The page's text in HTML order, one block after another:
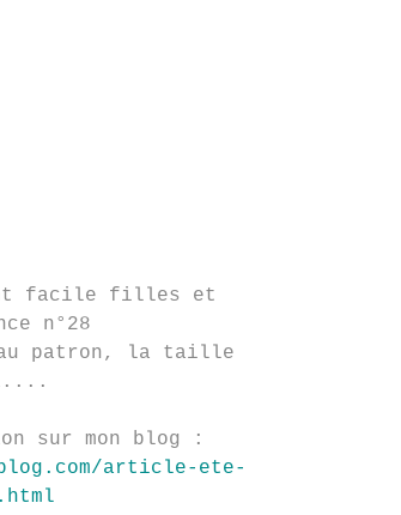
facile filles et
n°28
au patron, la taille
sur mon blog :
article-ete-